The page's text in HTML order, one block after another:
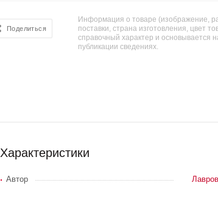
Поделиться
Информация о товаре (изображение,
поставки, страна изготовления, цвет
справочный характер и основывается
публикации сведениях.
Характеристики
Автор